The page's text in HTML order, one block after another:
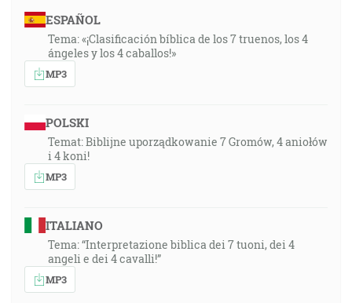
ESPAÑOL
Tema: «¡Clasificación bíblica de los 7 truenos, los 4
ángeles y los 4 caballos!»
MP3
POLSKI
Temat: Biblijne uporządkowanie 7 Gromów, 4 aniołów
i 4 koni!
MP3
ITALIANO
Tema: “Interpretazione biblica dei 7 tuoni, dei 4
angeli e dei 4 cavalli!”
MP3